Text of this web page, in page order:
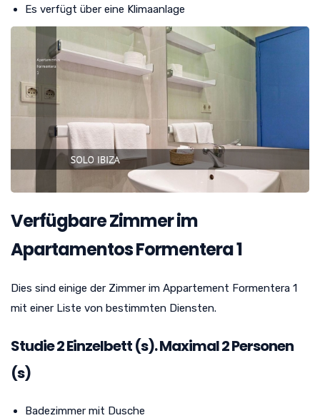
Es verfügt über eine Klimaanlage
Verfügbare Zimmer im
Apartamentos Formentera 1
Dies sind einige der Zimmer im Appartement Formentera 1
mit einer Liste von bestimmten Diensten.
Studie2Einzelbett (s). Maximal 2 Personen
(s)
Badezimmer mit Dusche